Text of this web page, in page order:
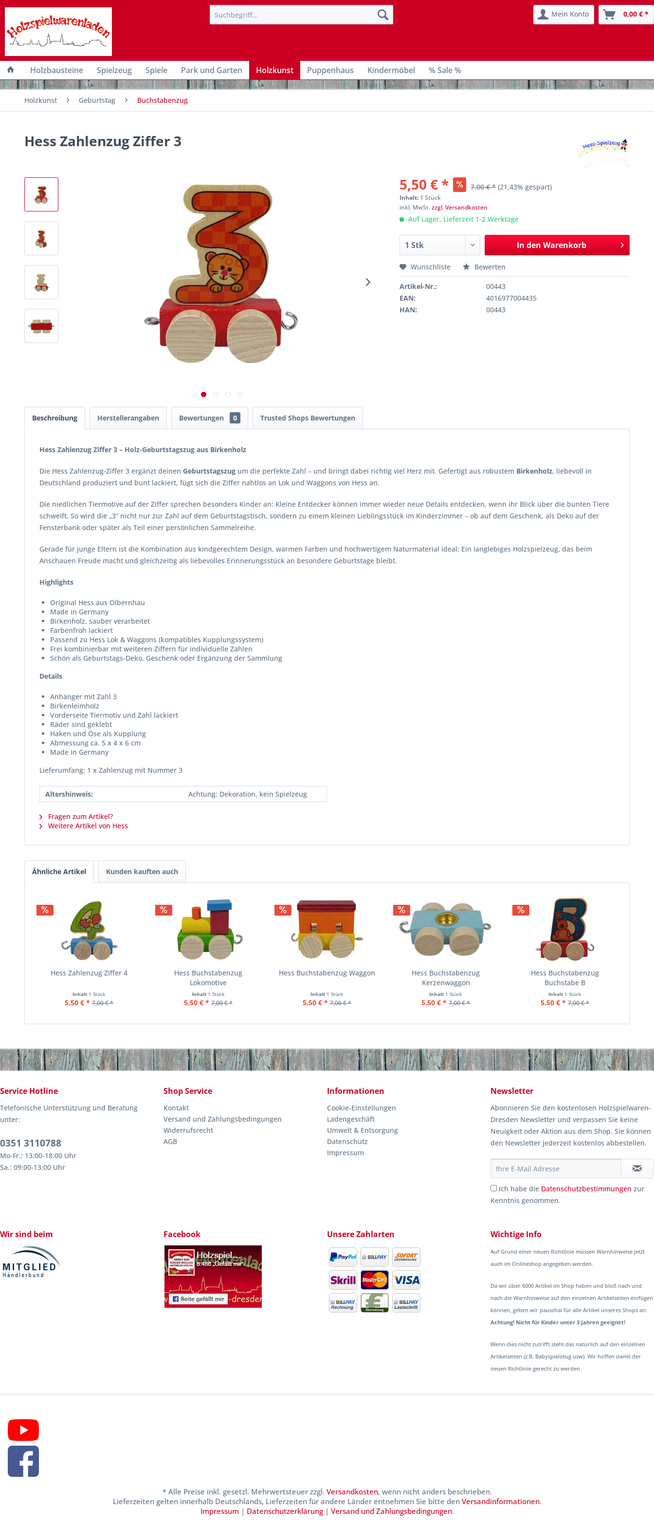
Mein Konto 0,00 € *
Holzbausteine Spielzeug Spiele Park und Garten Holzkunst Puppenhaus Kindermöbel % Sale %
Holzkunst Geburtstag Buchstabenzug
Hess Zahlenzug Ziffer 3
5,50 € * 7,00 € * (21,43% gespart)
Inhalt: 1 Stück
inkl. MwSt.zzgl. Versandkosten
Auf Lager, Lieferzeit 1-2 Werktage
In den Warenkorb
Wunschliste Bewerten
Artikel-Nr.:
00443
EAN:
4016977004435
HAN:
00443
Beschreibung Herstellerangaben Bewertungen 0 Trusted Shops Bewertungen
Hess Zahlenzug Ziffer 3 – Holz-Geburtstagszug aus Birkenholz
Die Hess Zahlenzug-Ziffer 3 ergänzt deinen Geburtstagszug um die perfekte Zahl – und bringt dabei richtig viel Herz mit. Gefertigt aus robustem Birkenholz, liebevoll in
Deutschland produziert und bunt lackiert, fügt sich die Ziffer nahtlos an Lok und Waggons von Hess an.
Die niedlichen Tiermotive auf der Ziffer sprechen besonders Kinder an: Kleine Entdecker können immer wieder neue Details entdecken, wenn ihr Blick über die bunten Tiere
schweift. So wird die „3“ nicht nur zur Zahl auf dem Geburtstagstisch, sondern zu einem kleinen Lieblingsstück im Kinderzimmer – ob auf dem Geschenk, als Deko auf der
Fensterbank oder später als Teil einer persönlichen Sammelreihe.
Gerade für junge Eltern ist die Kombination aus kindgerechtem Design, warmen Farben und hochwertigem Naturmaterial ideal: Ein langlebiges Holzspielzeug, das beim
Anschauen Freude macht und gleichzeitig als liebevolles Erinnerungsstück an besondere Geburtstage bleibt.
Highlights
Original Hess aus Olbernhau
Made in Germany
Birkenholz, sauber verarbeitet
Farbenfroh lackiert
Passend zu Hess Lok & Waggons (kompatibles Kupplungssystem)
Frei kombinierbar mit weiteren Ziffern für individuelle Zahlen
Schön als Geburtstags-Deko, Geschenk oder Ergänzung der Sammlung
Details
Anhänger mit Zahl 3
Birkenleimholz
Vorderseite Tiermotiv und Zahl lackiert
Räder sind geklebt
Haken und Öse als Kupplung
Abmessung ca. 5 x 4 x 6 cm
Made in Germany
Lieferumfang: 1 x Zahlenzug mit Nummer 3
Altershinweis: Achtung: Dekoration, kein Spielzeug
Fragen zum Artikel?
Weitere Artikel von Hess
Ähnliche Artikel Kunden kauften auch
Hess Zahlenzug Ziffer 4
Inhalt 1 Stück
5,50 € * 7,00 € *
Hess Buchstabenzug
Lokomotive
Inhalt 1 Stück
5,50 € * 7,00 € *
Hess Buchstabenzug Waggon
Inhalt 1 Stück
5,50 € * 7,00 € *
Hess Buchstabenzug
Kerzenwaggon
Inhalt 1 Stück
5,50 € * 7,00 € *
Hess Buchstabenzug
Buchstabe B
Inhalt 1 Stück
5,50 € * 7,00 € *
Service Hotline
Telefonische Unterstützung und Beratung
unter:
0351 3110788
Mo-Fr.: 13:00-18:00 Uhr
Sa.: 09:00-13:00 Uhr
Shop Service
Kontakt
Versand und Zahlungsbedingungen
Widerrufsrecht
AGB
Informationen
Cookie-Einstellungen
Ladengeschäft
Umwelt & Entsorgung
Datenschutz
Impressum
Newsletter
Abonnieren Sie den kostenlosen Holzspielwaren-
Dresden Newsletter und verpassen Sie keine
Neuigkeit oder Aktion aus dem Shop. Sie können
den Newsletter jederzeit kostenlos abbestellen.
Ich habe die Datenschutzbestimmungen zur
Kenntnis genommen.
Wir sind beim Facebook Unsere Zahlarten Wichtige Info
Auf Grund einer neuen Richtlinie müssen Warnhinweise jetzt
auch im Onlineshop angegeben werden.
Da wir über 6000 Artikel im Shop haben und bloß nach und
nach die Warnhinweise auf den einzelnen Artikelseiten einfügen
können, geben wir pauschal für alle Artikel unseres Shops an:
Achtung! Nicht für Kinder unter 3 Jahren geeignet!
Wenn dies nicht zutrifft steht das natürlich auf den einzelnen
Artikelseiten (z.B. Babyspielzeug usw). Wir hoffen damit der
neuen Richtlinie gerecht zu werden.
* Alle Preise inkl. gesetzl. Mehrwertsteuer zzgl. Versandkosten, wenn nicht anders beschrieben.
Lieferzeiten gelten innerhalb Deutschlands, Lieferzeiten für andere Länder entnehmen Sie bitte den Versandinformationen.
Impressum | Datenschutzerklärung| Versand und Zahlungsbedingungen.